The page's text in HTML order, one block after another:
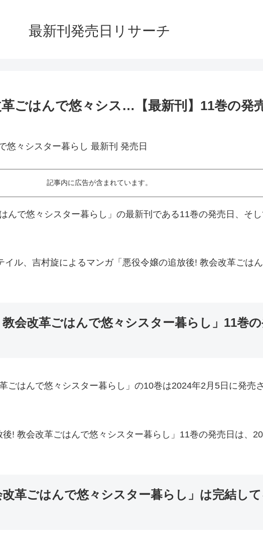
最新刊発売日リサーチ
ごはんで悠々シス…【最新刊】11巻の発
記事内に広告が含まれています。
んで悠々シスター暮らし」の最新刊である11巻の発売日、そ
ル、吉村旋によるマンガ「悪役令嬢の追放後! 教会改革ごは
会改革ごはんで悠々シスター暮らし」11巻
ごはんで悠々シスター暮らし」の10巻は2024年2月5日に発売
! 教会改革ごはんで悠々シスター暮らし」11巻の発売日は、
改革ごはんで悠々シスター暮らし」は完結し